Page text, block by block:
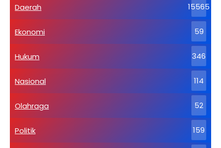
Daerah 15565
Ekonomi 59
Hukum 346
Nasional 114
Olahraga 52
Politik 159